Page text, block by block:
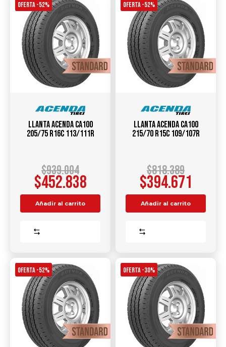
OFERTA -52%
Llanta ACENDA CA100
205/75 R16C 113/111R
$939.004
$452.838
Añadir al carrito
OFERTA -52%
Llanta ACENDA CA100
215/70 R15C 109/107R
$818.389
$394.671
Añadir al carrito
OFERTA -52% OFERTA -30%